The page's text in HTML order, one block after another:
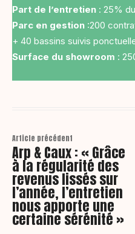
Part de l’entretien : 25%
Parc en gestion :200
+ 40 bassins suivis
Surface du showroom :
Article précédent
Arp & Caux : « Grâce
à la régularité des
revenus lissés sur
l’année, l’entretien
nous apporte une
certaine sérénité »